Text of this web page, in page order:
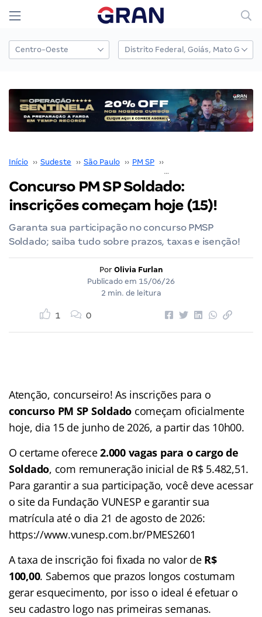
Início ›› Sudeste ›› São Paulo ›› PM SP ››
Concurso PM SP Soldado:
inscrições começam hoje (15)!
Garanta sua participação no concurso PMSP
Soldado; saiba tudo sobre prazos, taxas e isenção!
Por Olivia Furlan
Publicado em 15/06/26
2 min. de leitura
1 0
Atenção, concurseiro! As inscrições para o
concurso PM SP Soldado começam oficialmente
hoje, dia 15 de junho de 2026, a partir das 10h00.
O certame oferece2.000 vagas para o cargo de
Soldado, com remuneração inicial de R$ 5.482,51.
Para garantir a sua participação, você deve acessar
o site da Fundação VUNESP e garantir sua
matrícula até o dia 21 de agosto de 2026:
https://www.vunesp.com.br/PMES2601
A taxa de inscrição foi fixada no valor de R$
100,00. Sabemos que prazos longos costumam
gerar esquecimento, por isso o ideal é efetuar o
seu cadastro logo nas primeiras semanas.